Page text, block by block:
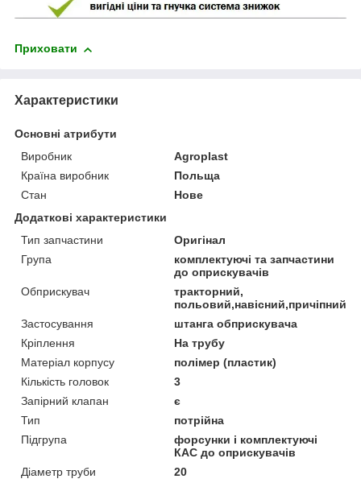
Приховати
Характеристики
Основні атрибути
Виробник
Agroplast
Країна виробник
Польща
Стан
Нове
Додаткові характеристики
Тип запчастини
Оригінал
Група
комплектуючі та запчастини
до оприскувачів
Обприскувач
тракторний,
польовий,навісний,причіпний
Застосування
штанга обприскувача
Кріплення
На трубу
Матеріал корпусу
полімер (пластик)
Кількість головок
3
Запірний клапан
є
Тип
потрійна
Підгрупа
форсунки і комплектуючі
КАС до оприскувачів
Діаметр труби
20